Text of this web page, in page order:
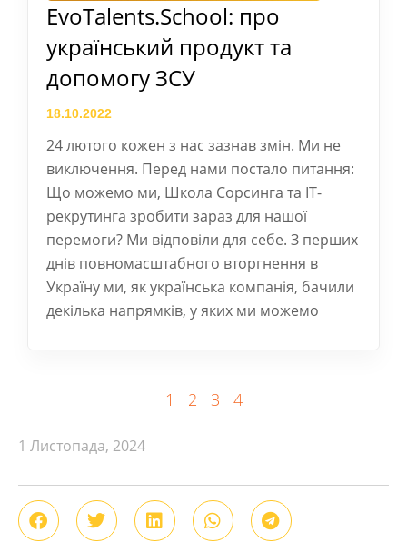
EvoTalents.School: про
український продукт та
допомогу ЗСУ
18.10.2022
24 лютого кожен з нас зазнав змін. Ми не
виключення. Перед нами постало питання:
Що можемо ми, Школа Сорсинга та ІТ-
рекрутинга зробити зараз для нашої
перемоги? Ми відповіли для себе. З перших
днів повномасштабного вторгнення в
Україну ми, як українська компанія, бачили
декілька напрямків, у яких ми можемо
1 2 3 4
1 Листопада, 2024